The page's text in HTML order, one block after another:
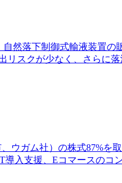
然落下制御式輸液装置の
リスクが少なく、さらに
ウガム社）の株式87%を
入支援、Eコマースのコ